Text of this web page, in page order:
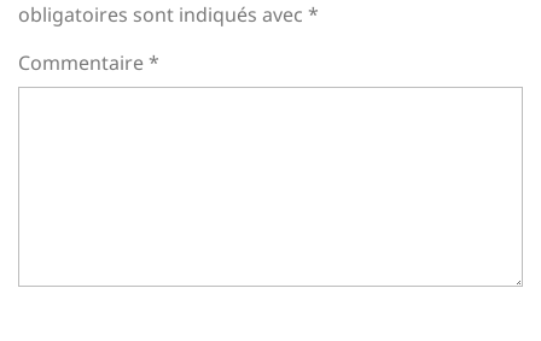
obligatoires sont indiqués avec *
Commentaire*